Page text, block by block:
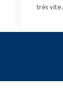
très vite.